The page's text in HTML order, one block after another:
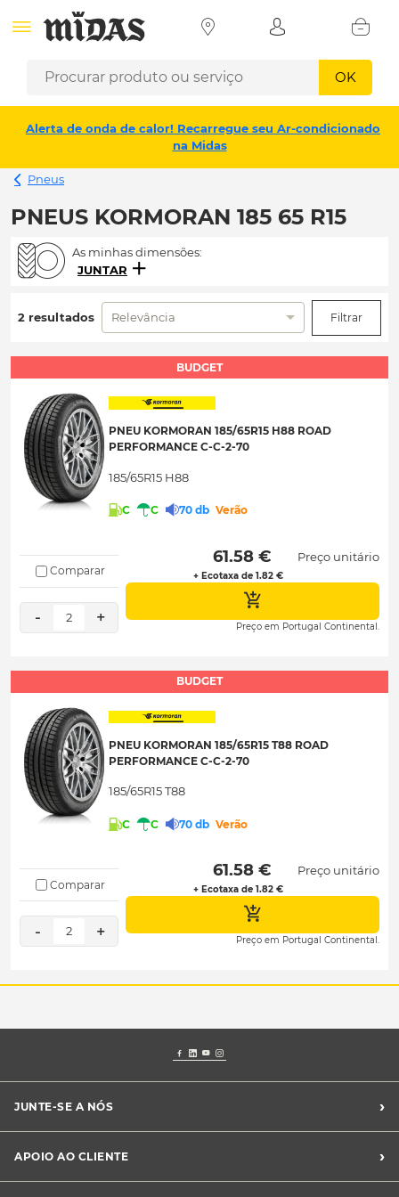
OK
Alerta de onda de calor! Recarregue seu Ar-condicionado
na Midas
Pneus
PNEUS KORMORAN 185 65 R15
As minhas dimensões:
JUNTAR
2 resultados Relevância Filtrar
BUDGET
PNEU KORMORAN 185/65R15 H88 ROAD
PERFORMANCE C-C-2-70
185/65R15 H88
C C 70 db Verão
Comparar
- 2 +
61.58 €
+ Ecotaxa de 1.82 €
Preço unitário
Preço em Portugal Continental.
BUDGET
PNEU KORMORAN 185/65R15 T88 ROAD
PERFORMANCE C-C-2-70
185/65R15 T88
C C 70 db Verão
Comparar
- 2 +
61.58 €
+ Ecotaxa de 1.82 €
Preço unitário
Preço em Portugal Continental.
JUNTE-SE A NÓS ›
Franchising Midas
APOIO AO CLIENTE ›